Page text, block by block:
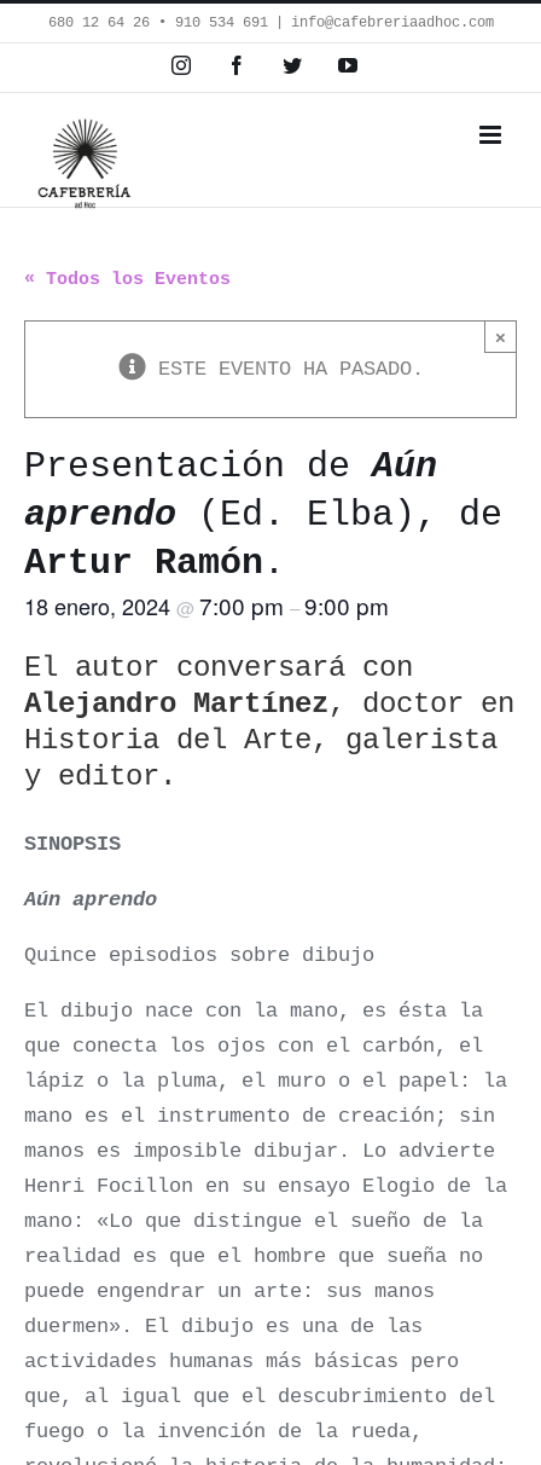
Saltar
al
contenido
680 12 64 26‬ • 910 534 691 info@cafebreriaadhoc.com
InstagramFacebookTwitterYouTube
« Todos los Eventos
×
ESTE EVENTO HA PASADO.
Presentación deAún
aprendo (Ed. Elba), de
Artur Ramón .
18 enero, 2024 @ 7:00 pm –9:00 pm
El autor conversará con
Alejandro Martínez, doctor en
Historia del Arte, galerista
y editor.
SINOPSIS
Aún aprendo
Quince episodios sobre dibujo
El dibujo nace con la mano, es ésta la
que conecta los ojos con el carbón, el
lápiz o la pluma, el muro o el papel: la
mano es el instrumento de creación; sin
manos es imposible dibujar. Lo advierte
Henri Focillon en su ensayo Elogio de la
mano: «Lo que distingue el sueño de la
realidad es que el hombre que sueña no
puede engendrar un arte: sus manos
duermen». El dibujo es una de las
actividades humanas más básicas pero
que, al igual que el descubrimiento del
fuego o la invención de la rueda,